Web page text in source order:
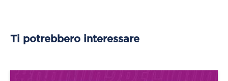
Ti potrebbero interessare